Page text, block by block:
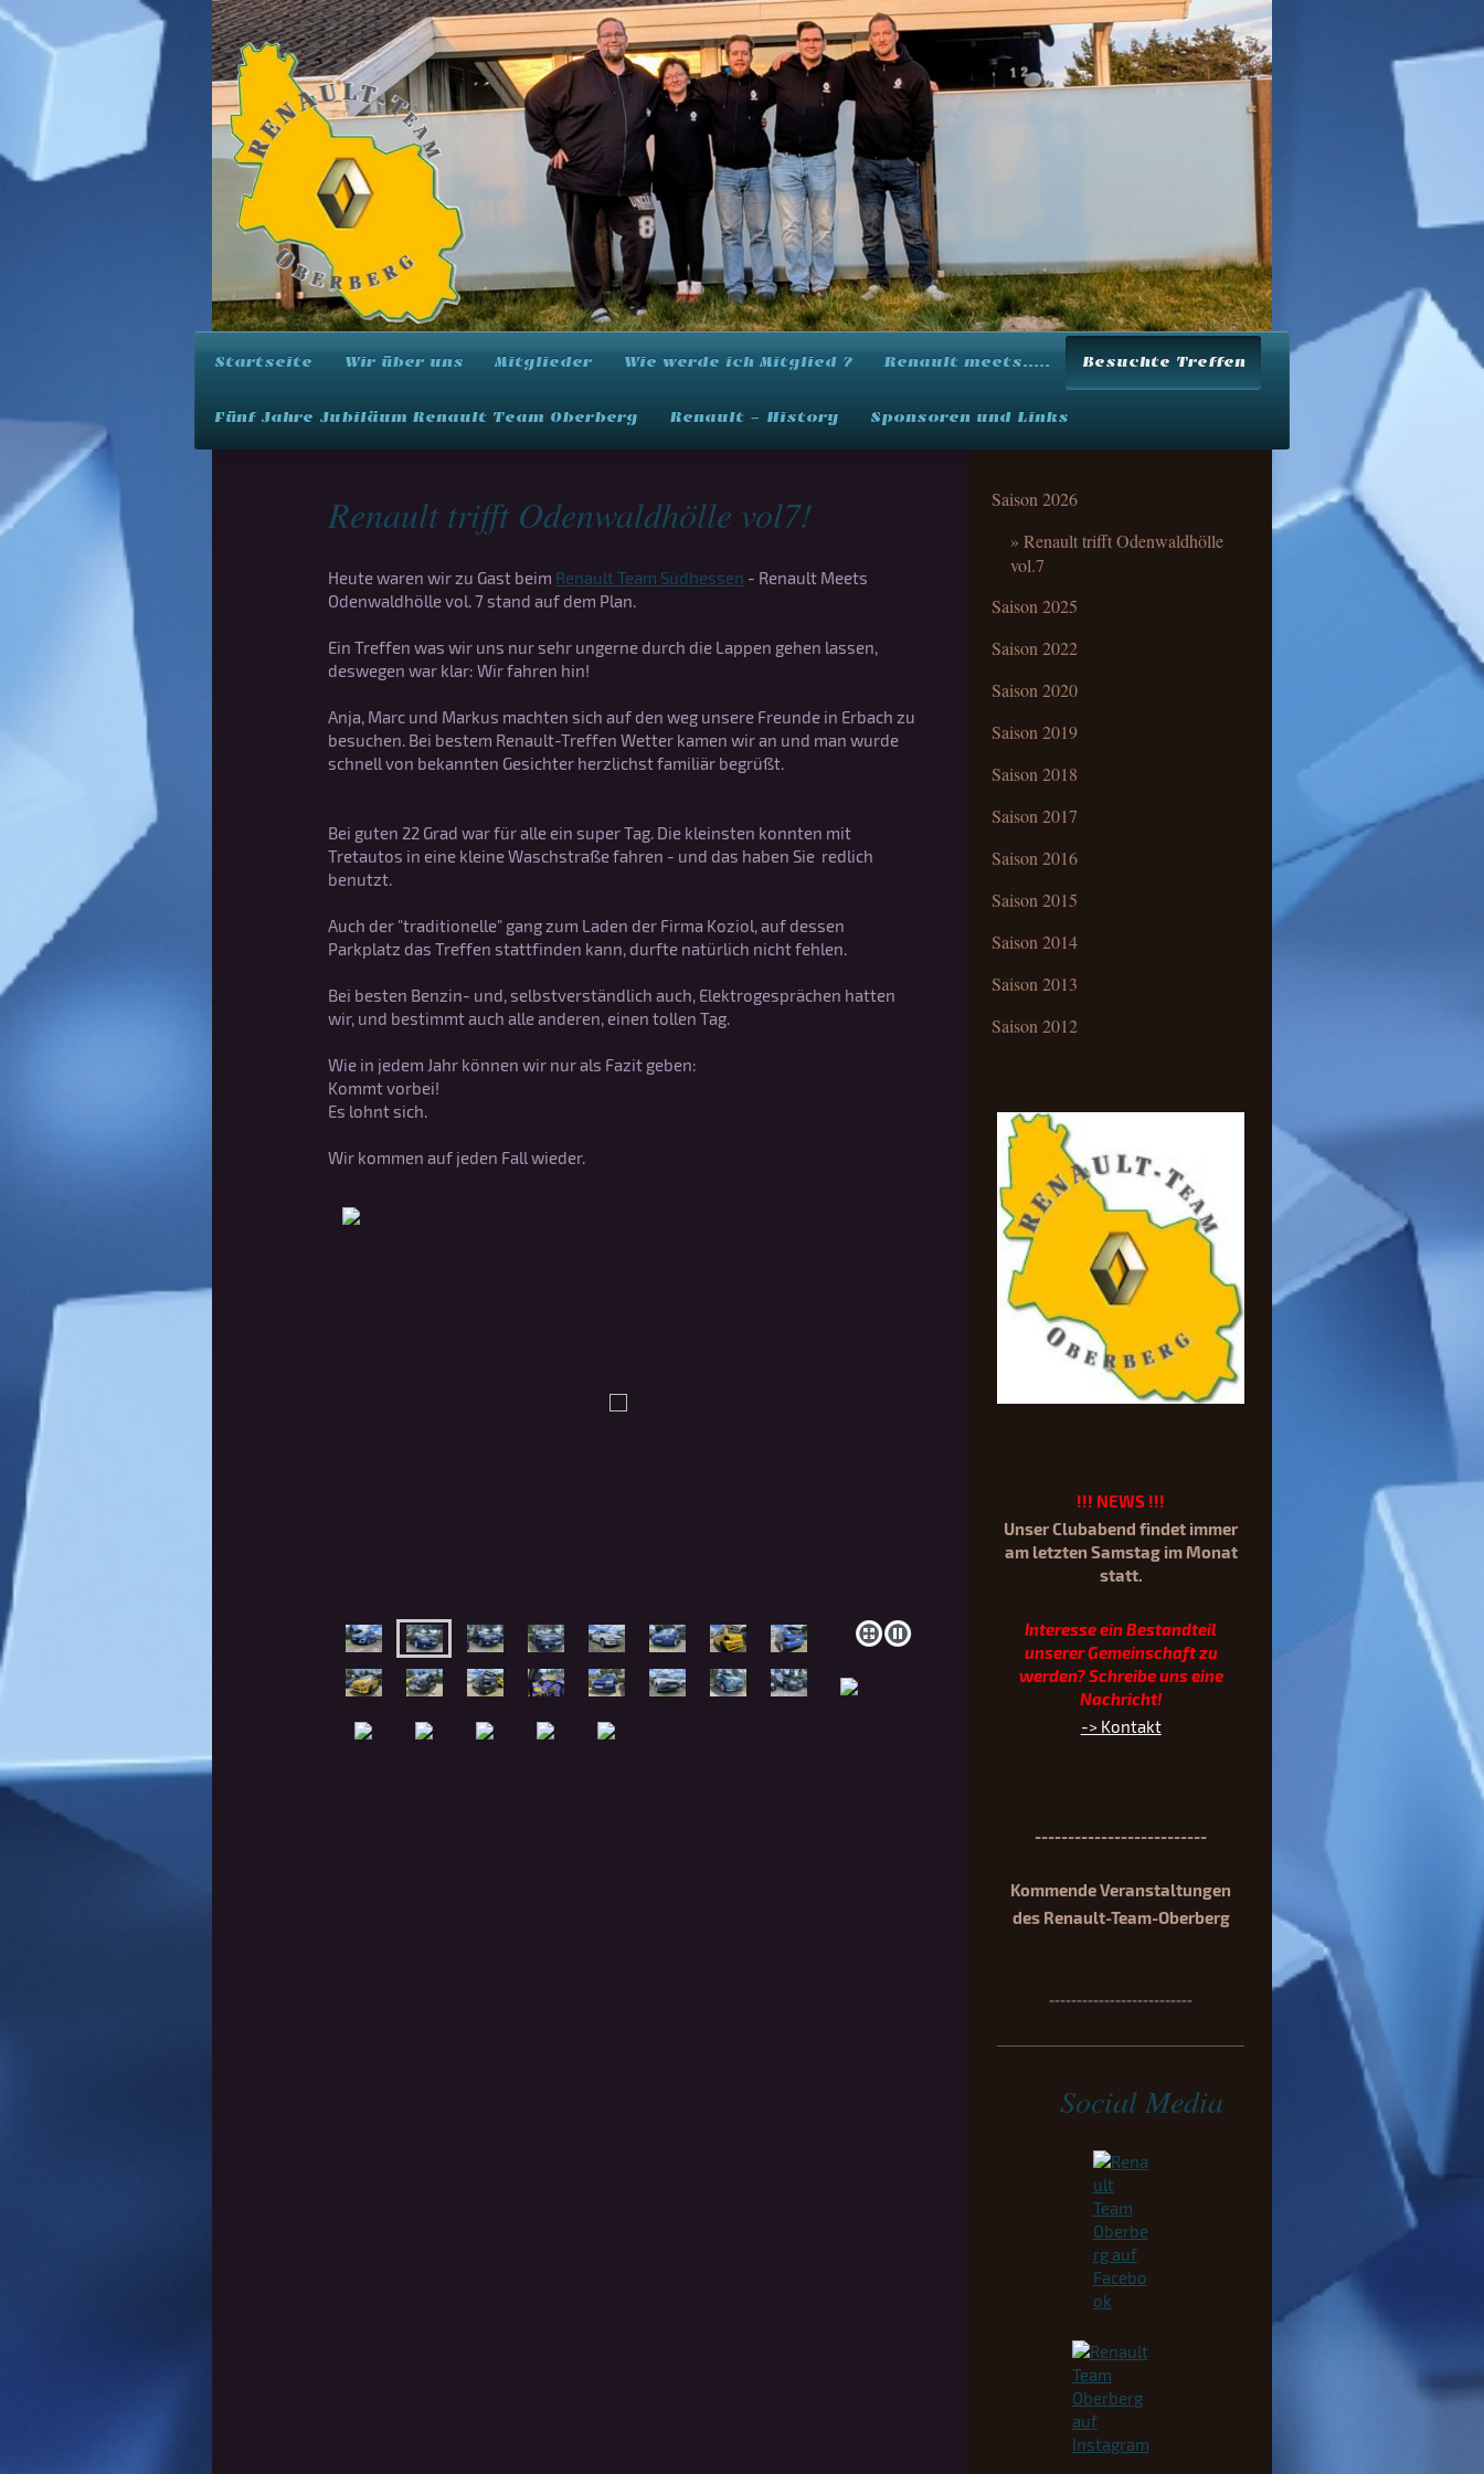
Startseite Wir über uns Mitglieder Wie werde ich Mitglied ? Renault meets..... Besuchte Treffen
Fünf Jahre Jubiläum Renault Team Oberberg Renault - History Sponsoren und Links
Renault trifft Odenwaldhölle vol7!
Heute waren wir zu Gast beim Renault Team Südhessen - Renault Meets
Odenwaldhölle vol. 7 stand auf dem Plan.
Ein Treffen was wir uns nur sehr ungerne durch die Lappen gehen lassen,
deswegen war klar: Wir fahren hin!
Anja, Marc und Markus machten sich auf den weg unsere Freunde in Erbach zu
besuchen. Bei bestem Renault-Treffen Wetter kamen wir an und man wurde
schnell von bekannten Gesichter herzlichst familiär begrüßt.
Bei guten 22 Grad war für alle ein super Tag. Die kleinsten konnten mit
Tretautos in eine kleine Waschstraße fahren - und das haben Sie redlich
benutzt.
Auch der "traditionelle" gang zum Laden der Firma Koziol, auf dessen
Parkplatz das Treffen stattfinden kann, durfte natürlich nicht fehlen.
Bei besten Benzin- und, selbstverständlich auch, Elektrogesprächen hatten
wir, und bestimmt auch alle anderen, einen tollen Tag.
Wie in jedem Jahr können wir nur als Fazit geben:
Kommt vorbei!
Es lohnt sich.
Wir kommen auf jeden Fall wieder.
Saison 2026
Renault trifft Odenwaldhölle
vol.7
Saison 2025
Saison 2022
Saison 2020
Saison 2019
Saison 2018
Saison 2017
Saison 2016
Saison 2015
Saison 2014
Saison 2013
Saison 2012
!!! NEWS !!!
Unser Clubabend findet immer
am letzten Samstag im Monat
statt.
Interesse ein Bestandteil
unserer Gemeinschaft zu
werden? Schreibe uns eine
Nachricht!
-> Kontakt
--------------------------
Kommende Veranstaltungen
des Renault-Team-Oberberg
--------------------------
Social Media